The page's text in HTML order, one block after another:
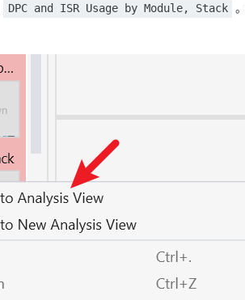
DPC and ISR Usage by Module, Stack